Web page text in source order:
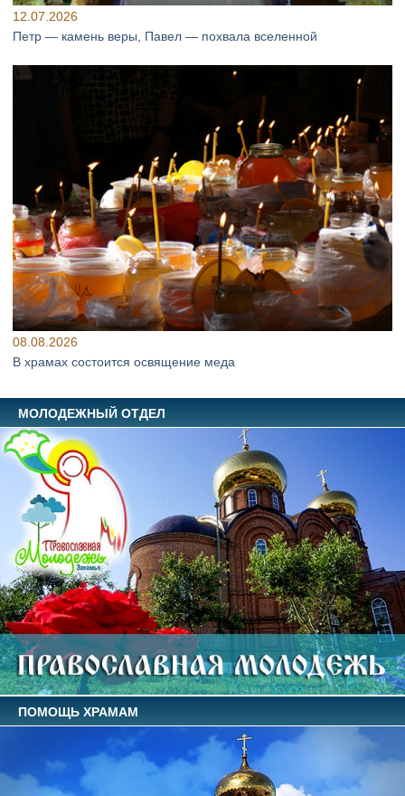
12.07.2026
Петр — камень веры, Павел — похвала вселенной
08.08.2026
В храмах состоится освящение меда
МОЛОДЕЖНЫЙ ОТДЕЛ
ПОМОЩЬ ХРАМАМ